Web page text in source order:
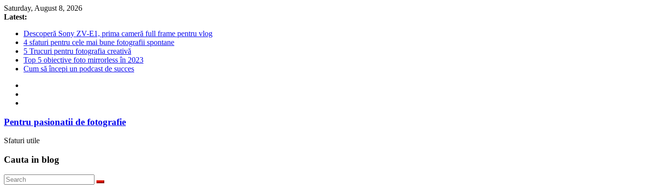
Skip
to
Saturday, August 8, 2026
Latest:
Descoperă Sony ZV-E1, prima cameră full frame pentru vlog
4 sfaturi pentru cele mai bune fotografii spontane
5 Trucuri pentru fotografia creativă
Top 5 obiective foto mirrorless în 2023
Cum să începi un podcast de succes
Pentru pasionatii de fotografie
Sfaturi utile
Cauta in blog